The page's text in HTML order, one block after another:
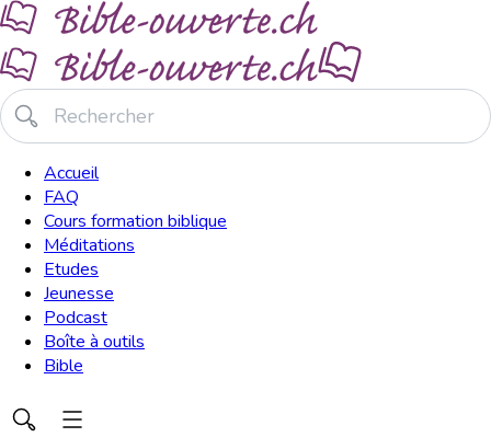
Accueil
FAQ
Cours formation biblique
Méditations
Etudes
Jeunesse
Podcast
Boîte à outils
Bible